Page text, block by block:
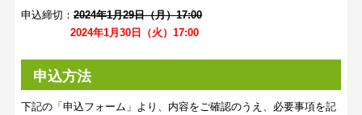
申込締切：2024年1月29日（月）17:00
2024年1月30日（火）17:00
申込方法
下記の「申込フォーム」より、内容をご確認のうえ、必要事項を記